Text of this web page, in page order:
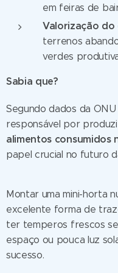
em feiras de
Valorização do
terrenos
verdes
Sabia que?
Segundo dados da
responsável por
alimentos consumidos
papel crucial no futuro
Montar uma mini-horta
excelente forma de
ter temperos frescos
espaço ou pouca luz
sucesso.